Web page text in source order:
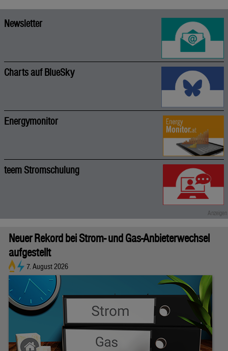
Newsletter
Charts auf BlueSky
Energymonitor
teem Stromschulung
Neuer Rekord bei Strom- und Gas-Anbieterwechsel
aufgestellt
7. August 2026